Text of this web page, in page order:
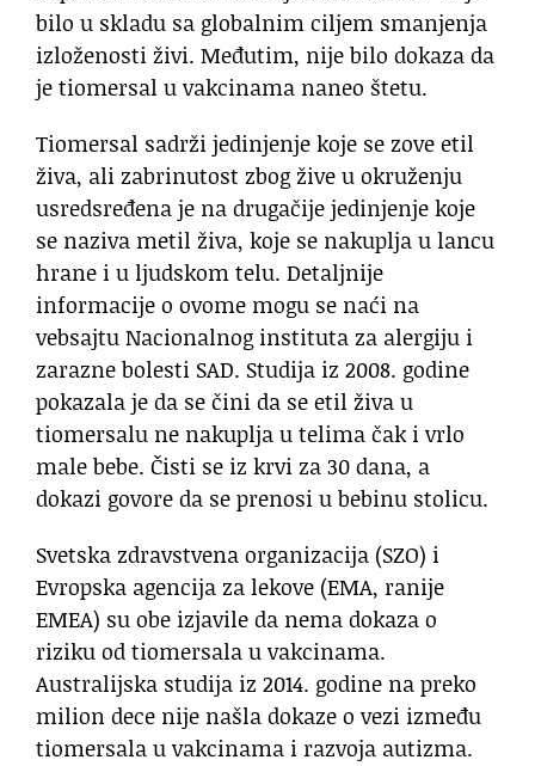
bilo u skladu sa globalnim ciljem smanjenja
izloženosti živi. Međutim, nije bilo dokaza da
je tiomersal u vakcinama naneo štetu.
Tiomersal sadrži jedinjenje koje se zove etil
živa, ali zabrinutost zbog žive u okruženju
usredsređena je na drugačije jedinjenje koje
se naziva metil živa, koje se nakuplja u lancu
hrane i u ljudskom telu. Detaljnije
informacije o ovome mogu se naći na
vebsajtu Nacionalnog instituta za alergiju i
zarazne bolesti SAD. Studija iz 2008. godine
pokazala je da se čini da se etil živa u
tiomersalu ne nakuplja u telima čak i vrlo
male bebe. Čisti se iz krvi za 30 dana, a
dokazi govore da se prenosi u bebinu stolicu.
Svetska zdravstvena organizacija (SZO) i
Evropska agencija za lekove (EMA, ranije
EMEA) su obe izjavile da nema dokaza o
riziku od tiomersala u vakcinama.
Australijska studija iz 2014. godine na preko
milion dece nije našla dokaze o vezi između
tiomersala u vakcinama i razvoja autizma.